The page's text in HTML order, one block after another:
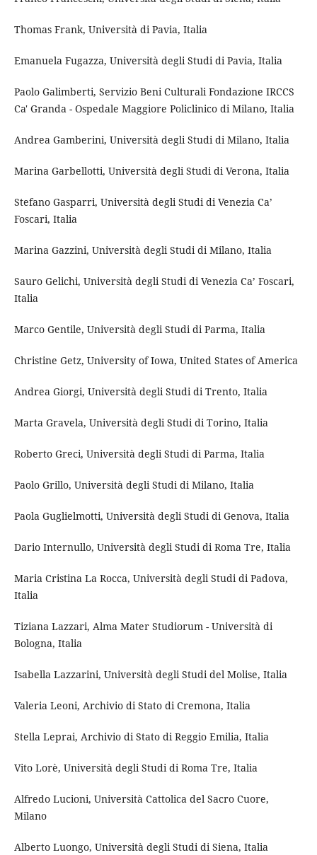
Thomas Frank, Università di Pavia, Italia
Emanuela Fugazza, Università degli Studi di Pavia, Italia
Paolo Galimberti, Servizio Beni Culturali Fondazione IRCCS
Ca' Granda - Ospedale Maggiore Policlinico di Milano, Italia
Andrea Gamberini, Università degli Studi di Milano, Italia
Marina Garbellotti, Università degli Studi di Verona, Italia
Stefano Gasparri, Università degli Studi di Venezia Ca’
Foscari, Italia
Marina Gazzini, Università degli Studi di Milano, Italia
Sauro Gelichi, Università degli Studi di Venezia Ca’ Foscari,
Italia
Marco Gentile, Università degli Studi di Parma, Italia
Christine Getz, University of Iowa, United States of America
Andrea Giorgi, Università degli Studi di Trento, Italia
Marta Gravela, Università degli Studi di Torino, Italia
Roberto Greci, Università degli Studi di Parma, Italia
Paolo Grillo, Università degli Studi di Milano, Italia
Paola Guglielmotti, Università degli Studi di Genova, Italia
Dario Internullo, Università degli Studi di Roma Tre, Italia
Maria Cristina La Rocca, Università degli Studi di Padova,
Italia
Tiziana Lazzari, Alma Mater Studiorum - Università di
Bologna, Italia
Isabella Lazzarini, Università degli Studi del Molise, Italia
Valeria Leoni, Archivio di Stato di Cremona, Italia
Stella Leprai, Archivio di Stato di Reggio Emilia, Italia
Vito Lorè, Università degli Studi di Roma Tre, Italia
Alfredo Lucioni, Università Cattolica del Sacro Cuore,
Milano
Alberto Luongo, Università degli Studi di Siena, Italia